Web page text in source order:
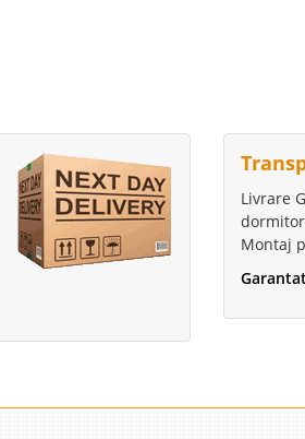
Livrare
Montaj